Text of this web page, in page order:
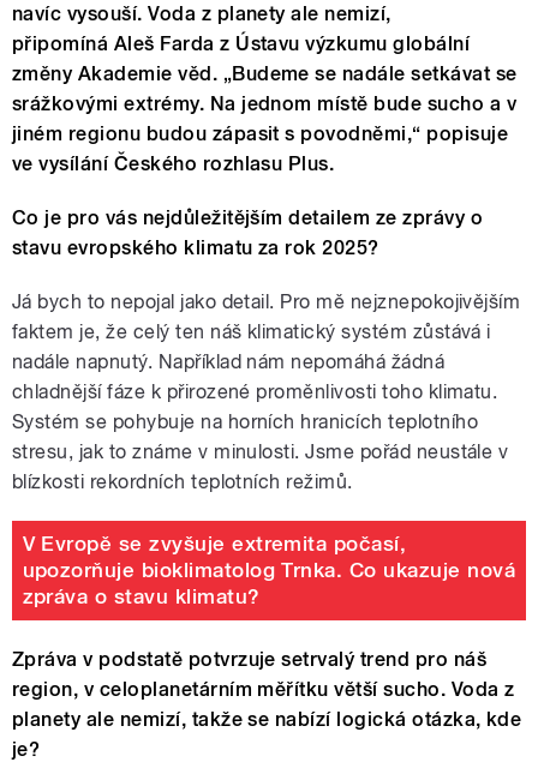
navíc vysouší. Voda z planety ale nemizí,
připomíná Aleš Farda z Ústavu výzkumu globální
změny Akademie věd. „Budeme se nadále setkávat se
srážkovými extrémy. Na jednom místě bude sucho a v
jiném regionu budou zápasit s povodněmi,“ popisuje
ve vysílání Českého rozhlasu Plus.
Co je pro vás nejdůležitějším detailem ze zprávy o
stavu evropského klimatu za rok 2025?
Já bych to nepojal jako detail. Pro mě nejznepokojivějším
faktem je, že celý ten náš klimatický systém zůstává i
nadále napnutý. Například nám nepomáhá žádná
chladnější fáze k přirozené proměnlivosti toho klimatu.
Systém se pohybuje na horních hranicích teplotního
stresu, jak to známe v minulosti. Jsme pořád neustále v
blízkosti rekordních teplotních režimů.
V Evropě se zvyšuje extremita počasí,
upozorňuje bioklimatolog Trnka. Co ukazuje nová
zpráva o stavu klimatu?
Zpráva v podstatě potvrzuje setrvalý trend pro náš
region, v celoplanetárním měřítku větší sucho. Voda z
planety ale nemizí, takže se nabízí logická otázka, kde
je?